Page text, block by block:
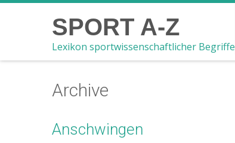
SPORT A-Z
Lexikon sportwissenschaftlicher Begriffe
Archive
Anschwingen